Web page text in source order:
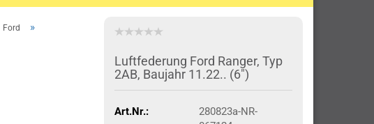
Ford »
Luftfederung Ford Ranger, Typ
2AB, Baujahr 11.22.. (6")
Art.Nr.:
280823a-NR-